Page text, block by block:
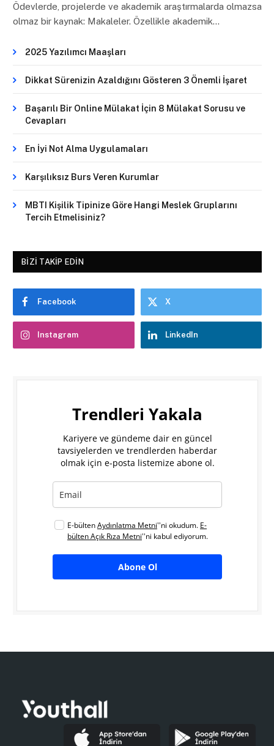
Ödevlerde, projelerde ve akademik araştırmalarda olmazsa
olmaz bir kaynak: Makaleler. Özellikle akademik…
2025 Yazılımcı Maaşları
Dikkat Sürenizin Azaldığını Gösteren 3 Önemli İşaret
Başarılı Bir Online Mülakat İçin 8 Mülakat Sorusu ve
Cevapları
En İyi Not Alma Uygulamaları
Karşılıksız Burs Veren Kurumlar
MBTI Kişilik Tipinize Göre Hangi Meslek Gruplarını
Tercih Etmelisiniz?
BIZI TAKIP EDIN
Facebook X
Instagram LinkedIn
Trendleri Yakala
Kariyere ve gündeme dair en güncel
tavsiyelerden ve trendlerden haberdar
olmak için e-posta listemize abone ol.
E-bültenAydınlatma Metni''ni okudum. E-
bülten Açık Rıza Metni''ni kabul ediyorum.
Abone Ol